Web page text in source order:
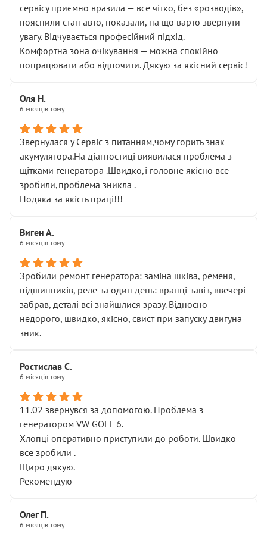
сервісу приємно вразила — все чітко, без «розводів»,
пояснили стан авто, показали, на що варто звернути
увагу. Відчувається професійний підхід.
Комфортна зона очікування — можна спокійно
попрацювати або відпочити. Дякую за якісний сервіс!
Оля Н.
6 місяців тому
Звернулася у Сервіс з питанням,чому горить знак
акумулятора.На діагностиці виявилася проблема з
щітками генератора .Швидко,і головне якісно все
зробили,проблема зникла .
Подяка за якість праці!!!
Виген А.
6 місяців тому
Зробили ремонт генератора: заміна шківа, ременя,
підшипників, реле за один день: вранці завіз, ввечері
забрав, деталі всі знайшлися зразу. Відносно
недорого, швидко, якісно, свист при запуску двигуна
зник.
Ростислав С.
6 місяців тому
11.02 звернувся за допомогою. Проблема з
генератором VW GOLF 6.
Хлопці оперативно приступили до роботи. Швидко
все зробили .
Щиро дякую.
Рекомендую
Олег П.
6 місяців тому